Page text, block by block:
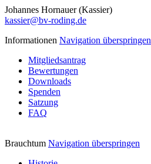
Johannes Hornauer (Kassier)
kassier@bv-roding.de
Informationen Navigation überspringen
Mitgliedsantrag
Bewertungen
Downloads
Spenden
Satzung
FAQ
Brauchtum Navigation überspringen